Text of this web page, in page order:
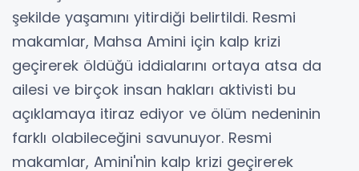
şekilde yaşamını yitirdiği belirtildi. Resmi
makamlar, Mahsa Amini için kalp krizi
geçirerek öldüğü iddialarını ortaya atsa da
ailesi ve birçok insan hakları aktivisti bu
açıklamaya itiraz ediyor ve ölüm nedeninin
farklı olabileceğini savunuyor. Resmi
makamlar, Amini'nin kalp krizi geçirerek